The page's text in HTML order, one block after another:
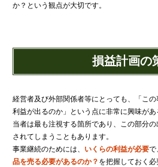
か？という観点が大切です。
損益計画の
経営者及び外部関係者等にとっても、「こ
利益が出るのか」という点に非常に興味が
当者は最も注視する箇所であり、この部分
されてしまうこともあります。
事業継続のためには、 いくらの利益が必要で
品を売る必要があるのか？ を把握しておく必